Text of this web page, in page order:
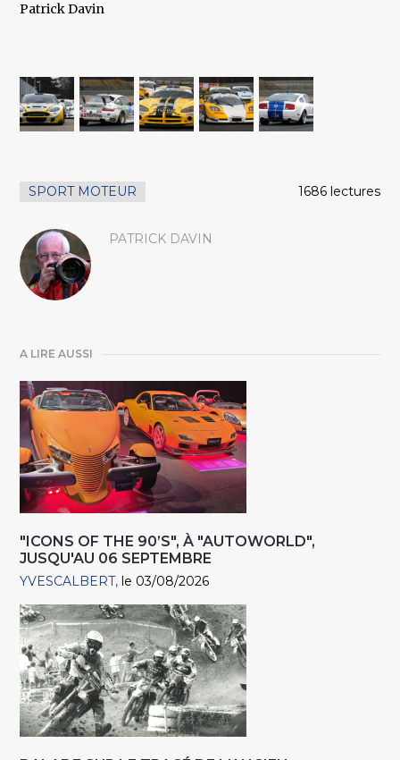
Patrick Davin
SPORT MOTEUR 1686 lectures
PATRICK DAVIN
A LIRE AUSSI
"ICONS OF THE 90’S", À "AUTOWORLD",
JUSQU'AU 06 SEPTEMBRE
YVESCALBERT le 03/08/2026